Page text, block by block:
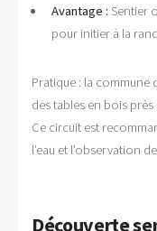
Avantage : Sentier
pour initier à la
Pratique : la commune
des tables en bois
Ce circuit est
l’eau et l’observation
Découverte